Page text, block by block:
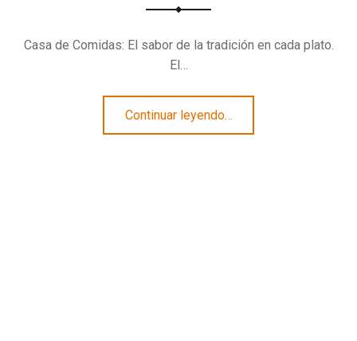
Casa de Comidas: El sabor de la tradición en cada plato.
El…
Continuar leyendo“Casa de Comidas: El sabor de la tradición en cada plato”
…